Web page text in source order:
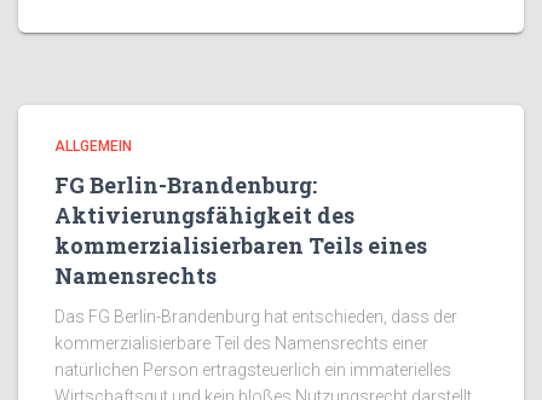
ALLGEMEIN
FG Berlin-Brandenburg:
Aktivierungsfähigkeit des
kommerzialisierbaren Teils eines
Namensrechts
Das FG Berlin-Brandenburg hat entschieden, dass der
kommerzialisierbare Teil des Namensrechts einer
natürlichen Person ertragsteuerlich ein immaterielles